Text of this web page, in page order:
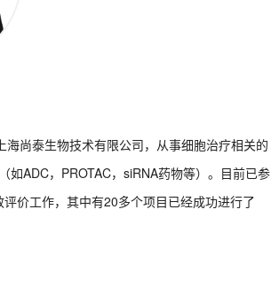
尚泰生物技术有限公司，从事细胞治疗相关的
ADC，PROTAC，siRNA药物等）。目前已参
价工作，其中有20多个项目已经成功进行了